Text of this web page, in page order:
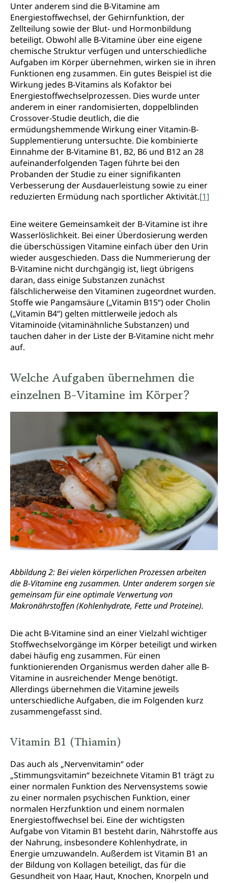
Unter anderem sind die B-Vitamine am
Energiestoffwechsel, der Gehirnfunktion, der
Zellteilung sowie der Blut- und Hormonbildung
beteiligt. Obwohl alle B-Vitamine über eine eigene
chemische Struktur verfügen und unterschiedliche
Aufgaben im Körper übernehmen, wirken sie in ihren
Funktionen eng zusammen. Ein gutes Beispiel ist die
Wirkung jedes B-Vitamins als Kofaktor bei
Energiestoffwechselprozessen. Dies wurde unter
anderem in einer randomisierten, doppelblinden
Crossover-Studie deutlich, die die
ermüdungshemmende Wirkung einer Vitamin-B-
Supplementierung untersuchte. Die kombinierte
Einnahme der B-Vitamine B1, B2, B6 und B12 an 28
aufeinanderfolgenden Tagen führte bei den
Probanden der Studie zu einer signifikanten
Verbesserung der Ausdauerleistung sowie zu einer
reduzierten Ermüdung nach sportlicher Aktivität.[1]
Eine weitere Gemeinsamkeit der B-Vitamine ist ihre
Wasserlöslichkeit. Bei einer Überdosierung werden
die überschüssigen Vitamine einfach über den Urin
wieder ausgeschieden. Dass die Nummerierung der
B-Vitamine nicht durchgängig ist, liegt übrigens
daran, dass einige Substanzen zunächst
fälschlicherweise den Vitaminen zugeordnet wurden.
Stoffe wie Pangamsäure („Vitamin B15“) oder Cholin
(„Vitamin B4“) gelten mittlerweile jedoch als
Vitaminoide (vitaminähnliche Substanzen) und
tauchen daher in der Liste der B-Vitamine nicht mehr
auf.
Welche Aufgaben übernehmen die
einzelnen B-Vitamine im Körper?
Abbildung 2: Bei vielen körperlichen Prozessen arbeiten
die B-Vitamine eng zusammen. Unter anderem sorgen sie
gemeinsam für eine optimale Verwertung von
Makronährstoffen (Kohlenhydrate, Fette und Proteine).
Die acht B-Vitamine sind an einer Vielzahl wichtiger
Stoffwechselvorgänge im Körper beteiligt und wirken
dabei häufig eng zusammen. Für einen
funktionierenden Organismus werden daher alle B-
Vitamine in ausreichender Menge benötigt.
Allerdings übernehmen die Vitamine jeweils
unterschiedliche Aufgaben, die im Folgenden kurz
zusammengefasst sind.
Vitamin B1 (Thiamin)
Das auch als „Nervenvitamin“ oder
„Stimmungsvitamin“ bezeichnete Vitamin B1 trägt zu
einer normalen Funktion des Nervensystems sowie
zu einer normalen psychischen Funktion, einer
normalen Herzfunktion und einem normalen
Energiestoffwechsel bei. Eine der wichtigsten
Aufgabe von Vitamin B1 besteht darin, Nährstoffe aus
der Nahrung, insbesondere Kohlenhydrate, in
Energie umzuwandeln. Außerdem ist Vitamin B1 an
der Bildung von Kollagen beteiligt, das für die
Gesundheit von Haar, Haut, Knochen, Knorpeln und